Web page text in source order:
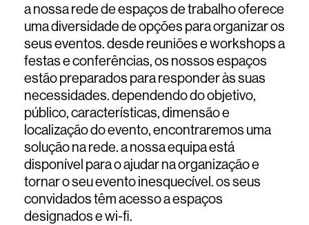
a nossa rede de espaços de trabalho oferece
uma diversidade de opções para organizar os
seus eventos. desde reuniões e workshops a
festas e conferências, os nossos espaços
estão preparados para responder às suas
necessidades. dependendo do objetivo,
público, características, dimensão e
localização do evento, encontraremos uma
solução na rede. a nossa equipa está
disponível para o ajudar na organização e
tornar o seu evento inesquecível. os seus
convidados têm acesso a espaços
designados e wi-fi.